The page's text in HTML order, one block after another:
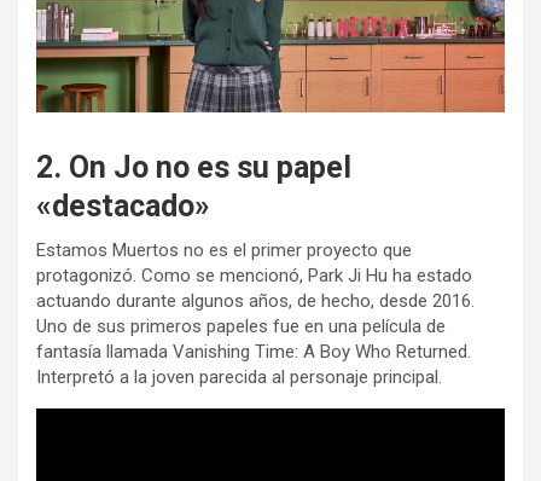
2. On Jo no es su papel
«destacado»
Estamos Muertos no es el primer proyecto que
protagonizó. Como se mencionó, Park Ji Hu ha estado
actuando durante algunos años, de hecho, desde 2016.
Uno de sus primeros papeles fue en una película de
fantasía llamada Vanishing Time: A Boy Who Returned.
Interpretó a la joven parecida al personaje principal.